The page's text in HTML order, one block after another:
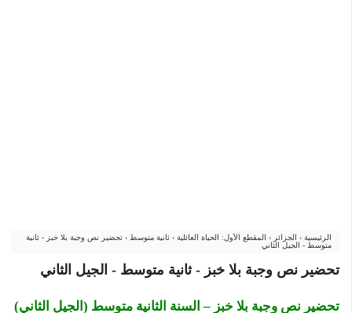
الرئيسية › الجزائر › المقطع الأول: الحياة العائلية › ثانية متوسط › تحضير نص وجبة بلا خبز - ثانية
متوسط - الجيل الثاني
تحضير نص وجبة بلا خبز - ثانية متوسط - الجيل الثاني
تحضير نص وجبة بلا خبز – السنة الثانية متوسط (الجيل الثاني)